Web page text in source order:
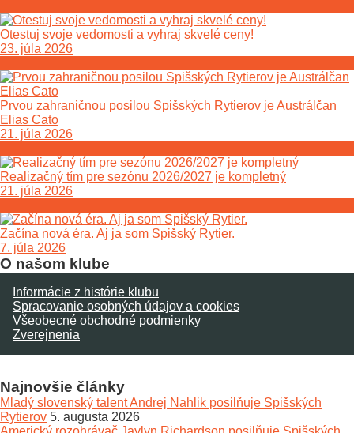
Otestuj svoje vedomosti a vyhraj skvelé ceny!
23. júla 2026
Prvou zahraničnou posilou Spišských Rytierov je Austrálčan
Elias Cato
21. júla 2026
Realizačný tím pre sezónu 2026/2027 je kompletný
21. júla 2026
Začína nová éra. Aj ja som Spišský Rytier.
7. júla 2026
O našom klube
Informácie z histórie klubu
Spracovanie osobných údajov a cookies
Všeobecné obchodné podmienky
Zverejnenia
Najnovšie články
Mladý slovenský talent Andrej Nahlik posilňuje Spišských
Rytierov 5. augusta 2026